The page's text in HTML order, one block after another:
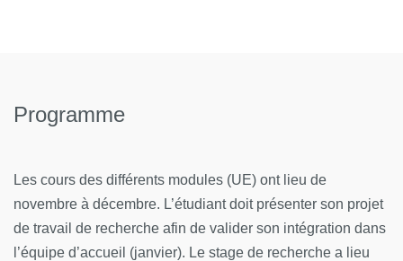
Programme
Les cours des différents modules (UE) ont lieu de
novembre à décembre. L’étudiant doit présenter son projet
de travail de recherche afin de valider son intégration dans
l’équipe d’accueil (janvier). Le stage de recherche a lieu